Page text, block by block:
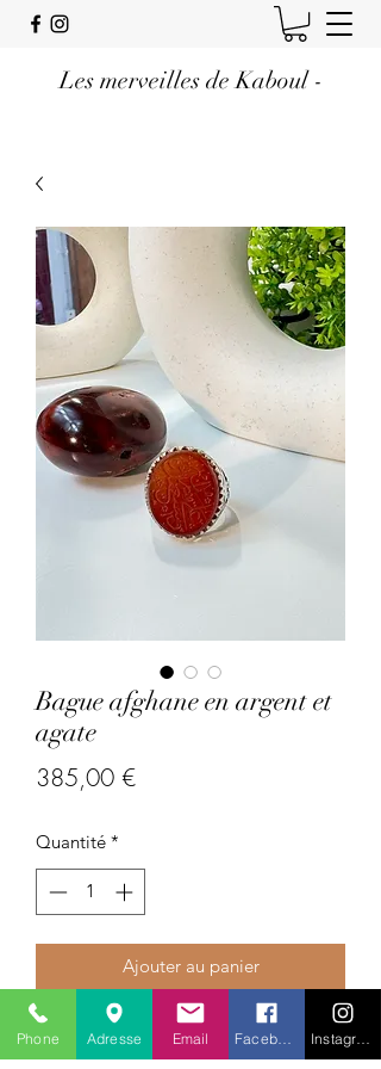
Les merveilles de Kaboul -
Bague afghane en argent et
agate
385,00 €Prix
Quantité *
Ajouter au panier
Pays : Afghanistan
Pierres précieuses : agate
Phone Adresse Email